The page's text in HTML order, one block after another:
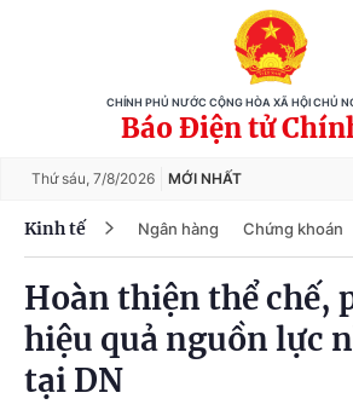
CHÍNH PHỦ NƯỚC CỘNG HÒA XÃ HỘI CHỦ
Báo Điện tử
Thứ sáu, 7/8/2026 MỚI NHẤT
Kinh tế Ngân hàng Chứng khoán
Hoàn thiện thể chế,
hiệu quả nguồn lực
tại DN